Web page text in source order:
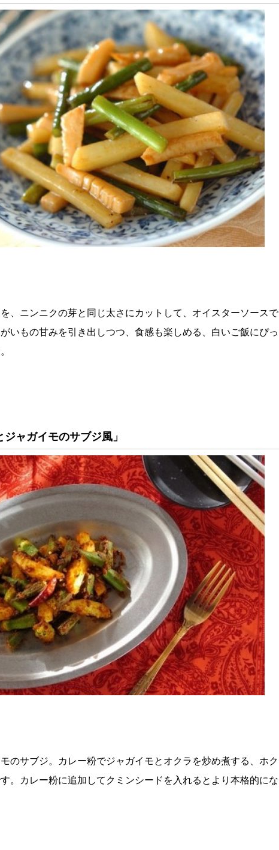
、ニンニクの芽と同じ太さにカットして、オイスターソースで
いもの甘みを引き出しつつ、食感も楽しめる、白いご飯にぴっ
ャガイモのサブジ風」
のサブジ。カレー粉でジャガイモとオクラを炒め煮する、ホク
。カレー粉に追加してクミンシードを入れるとより本格的にな